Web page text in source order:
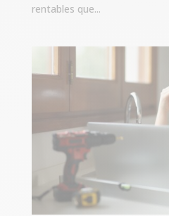
rentables que...